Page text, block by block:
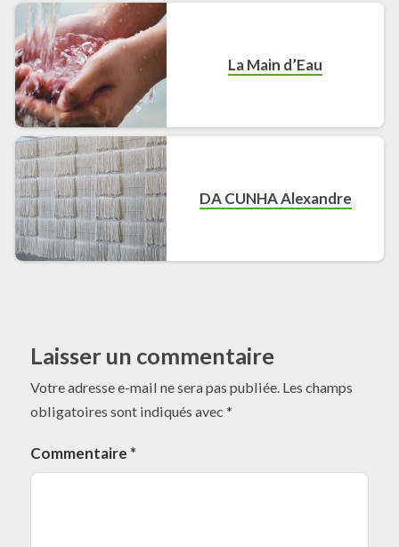
La Main d’Eau
DA CUNHA Alexandre
Laisser un commentaire
Votre adresse e-mail ne sera pas publiée. Les champs
obligatoires sont indiqués avec *
Commentaire *